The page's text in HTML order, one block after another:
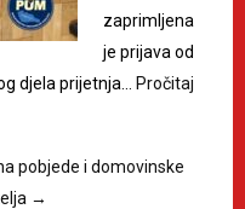
zaprimljena
je prijava od
djela prijetnja…
Pročitaj
pobjede i domovinske
→